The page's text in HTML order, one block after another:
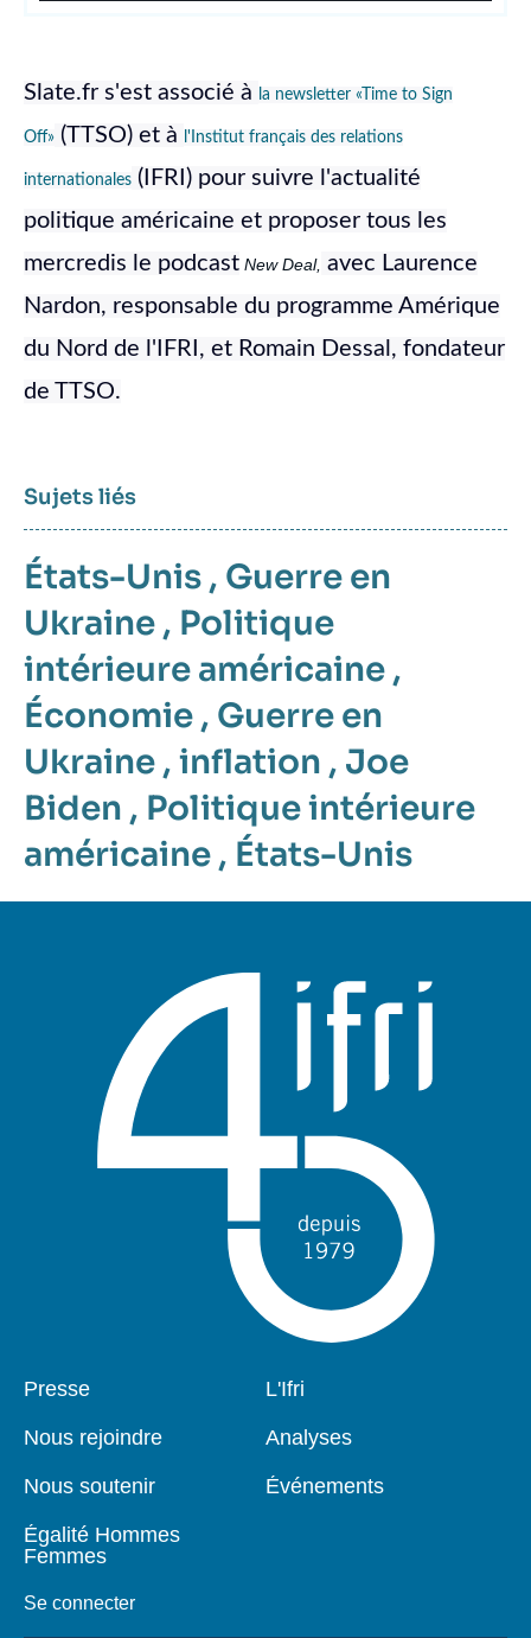
Slate.fr s'est associé à la newsletter «Time to Sign
Off» (TTSO) et à l'Institut français des relations
internationales (IFRI) pour suivre l'actualité
politique américaine et proposer tous les
mercredis le podcast New Deal, avec Laurence
Nardon, responsable du programme Amérique
du Nord de l'IFRI, et Romain Dessal, fondateur
de TTSO.
Sujets liés
États-Unis , Guerre en
Ukraine , Politique
intérieure américaine ,
Économie , Guerre en
Ukraine , inflation , Joe
Biden , Politique intérieure
américaine , États-Unis
Pied
Presse
Nous rejoindre
Nous soutenir
Égalité Hommes
Femmes
Se connecter
Navigation
L'Ifri
Analyses
Événements